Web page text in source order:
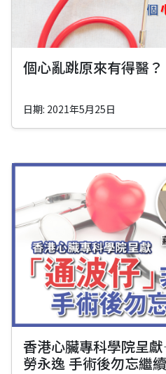
個心亂跳原來有得醫？
日期: 2021年5月25日
香港心臟專科學院呈
勞永逸 手術後勿忘繼